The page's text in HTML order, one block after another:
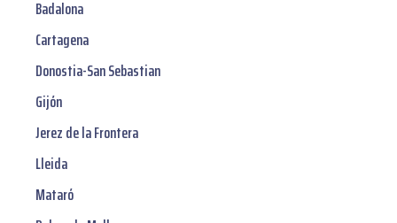
Badalona
Cartagena
Donostia-San Sebastian
Gijón
Jerez de la Frontera
Lleida
Mataró